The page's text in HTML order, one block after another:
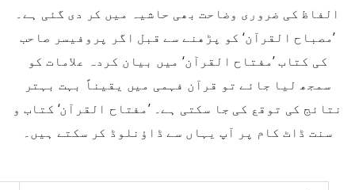
الفاظ کی ضروری وضاحت بھی حاشیہ میں کر دی گئی ہے۔
’مصباح القرآن‘ کو پڑھنے سے قبل اگر پروفیسر صاحب
کی کتاب ’مفتاح القرآن‘ میں بیان کردہ علامات کو
سمجھ لیا جائے تو قرآن فہمی میں یقیناً بہت بہتر
نتائج کی توقع کی جا سکتی ہے۔ ’مفتاح القرآن‘ کتاب و
سنت ڈاٹ کام پر آپ یہاں سے ڈاؤنلوڈ کر سکتے ہیں۔